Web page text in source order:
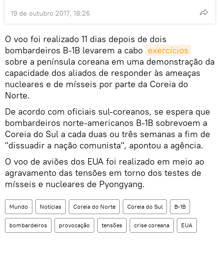
19 de outubro 2017, 18:26
O voo foi realizado 11 dias depois de dois
bombardeiros B-1B levarem a cabo exercícios
sobre a península coreana em uma demonstração da
capacidade dos aliados de responder às ameaças
nucleares e de mísseis por parte da Coreia do
Norte.
De acordo com oficiais sul-coreanos, se espera que
bombardeiros norte-americanos B-1B sobrevoem a
Coreia do Sul a cada duas ou três semanas a fim de
"dissuadir a nação comunista", apontou a agência.
O voo de aviões dos EUA foi realizado em meio ao
agravamento das tensões em torno dos testes de
mísseis e nucleares de Pyongyang.
Mundo Notícias Coreia do Norte Coreia do Sul B-1B
bombardeiros provocação tensões crise coreana EUA